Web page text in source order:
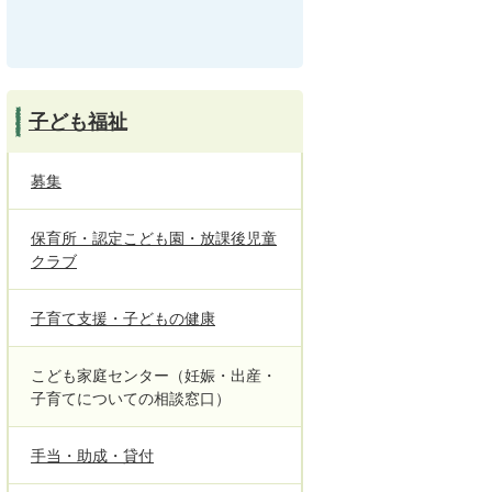
子ども福祉
募集
保育所・認定こども園・放課後児童
クラブ
子育て支援・子どもの健康
こども家庭センター（妊娠・出産・
子育てについての相談窓口）
手当・助成・貸付